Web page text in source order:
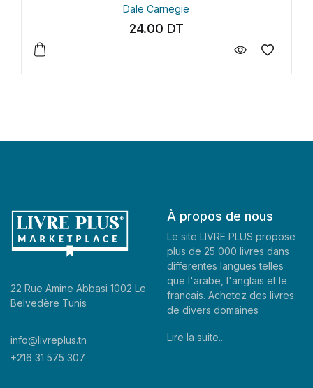
22 Rue Amine Abbasi 1002 Le
Belvedère Tunis
info@livreplus.tn
+216 31 575 307
À propos de nous
Le site LIVRE PLUS propose
plus de 25 000 livres dans
differentes langues telles
que l'arabe, l'anglais et le
francais. Achetez des livres
de divers domaines
Lire la suite..